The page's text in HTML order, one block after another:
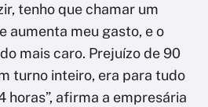
tenho que chamar um
aumenta meu gasto, e o
mais caro. Prejuízo de 90
turno inteiro, era para tudo
horas”, afirma a empresária